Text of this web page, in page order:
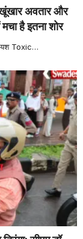
अवतार और
है इतना शोर
Toxic…